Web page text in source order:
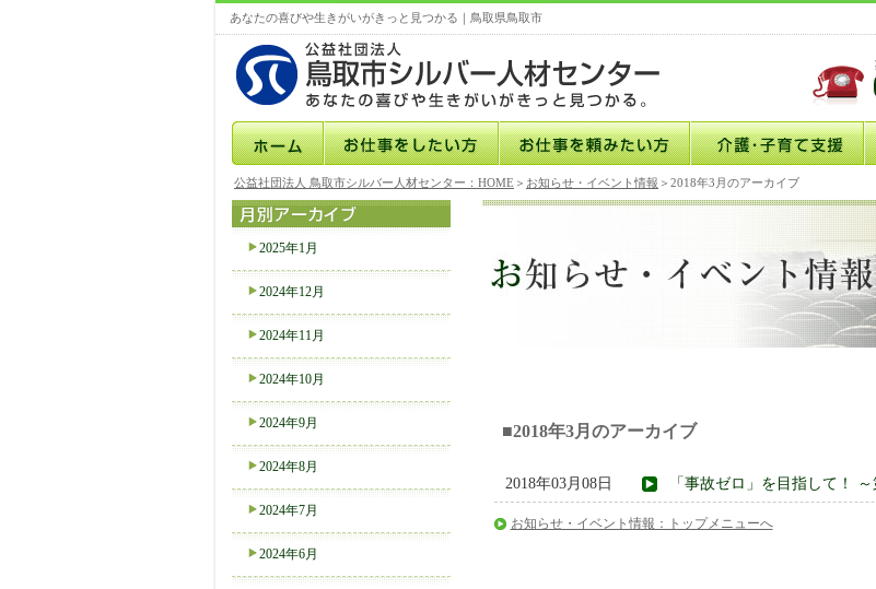
あなたの喜びや生きがいがきっと見つかる｜鳥取県鳥取市
公益社団法人 鳥取市シルバー人材センター：HOME ＞ お知らせ・イベント情報 ＞2018年3月のアーカイブ
■2018年3月のアーカイブ
2018年03月08日 「事故ゼロ」を目指して！
お知らせ・イベント情報：トップメニューへ
2025年1月
2024年12月
2024年11月
2024年10月
2024年9月
2024年8月
2024年7月
2024年6月